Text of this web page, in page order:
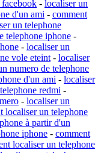
- localiser un
d'un ami - comment
un telephone
telephone iphone -
- localiser un
vole eteint- localiser
numero de telephone
d'un ami - localiser
redmi -
- localiser un
localiser un telephone
à partir d'un
iphone - comment
localiser un telephone